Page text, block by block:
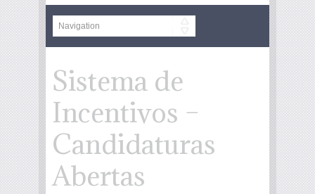
Sistema de
Incentivos –
Candidaturas
Abertas